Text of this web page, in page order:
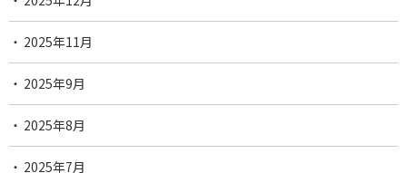
2025年11月
2025年9月
2025年8月
2025年7月